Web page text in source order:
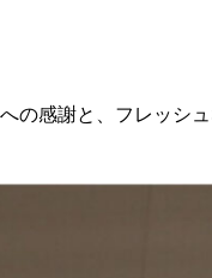
の感謝と、フレッシ